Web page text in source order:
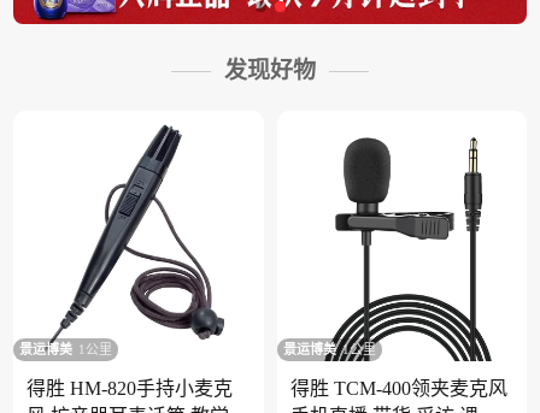
发现好物
景运博美 1公里
得胜 HM-820手持小麦克
景运博美 1公里
得胜 TCM-400领夹麦克风